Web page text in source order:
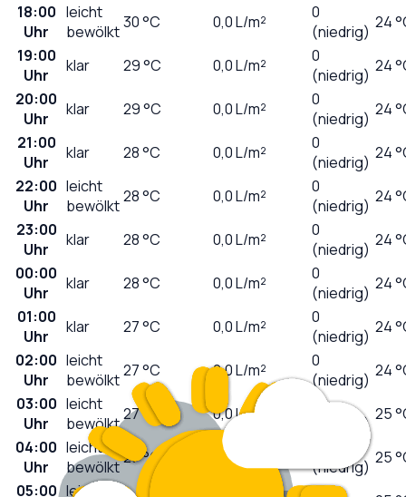
18:00
Uhr
leicht
bewölkt30°C 0,0L/m²
0
(niedrig) 24
19:00
Uhr
klar 29°C 0,0L/m²
0
(niedrig) 24
20:00
Uhr
klar 29°C 0,0L/m²
0
(niedrig) 24
21:00
Uhr
klar 28°C 0,0L/m²
0
(niedrig) 24
22:00
Uhr
leicht
bewölkt28°C 0,0L/m²
0
(niedrig) 24
23:00
Uhr
klar 28°C 0,0L/m²
0
(niedrig) 24
00:00
Uhr
klar 28°C 0,0L/m²
0
(niedrig) 24
01:00
Uhr
klar 27°C 0,0L/m²
0
(niedrig) 24
02:00
Uhr
leicht
bewölkt27°C 0,0L/m²
0
(niedrig) 24
03:00
Uhr
leicht
bewölkt27°C 0,0L/m²
(niedrig) 25
04:00
Uhr
leicht
bewölkt27°C 0,0
(niedrig) 25
05:00 leicht 0